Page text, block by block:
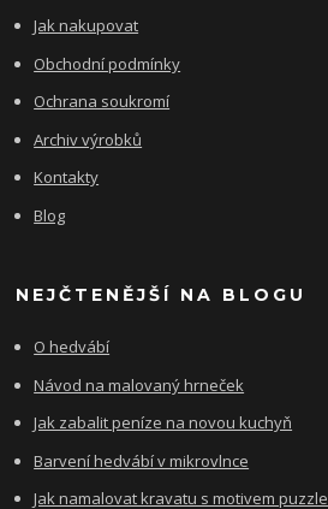
Jak nakupovat
Obchodní podmínky
Ochrana soukromí
Archiv výrobků
Kontakty
Blog
NEJČTENĚJŠÍ NA BLOGU
O hedvábí
Návod na malovaný hrneček
Jak zabalit peníze na novou kuchyň
Barvení hedvábí v mikrovlnce
Jak namalovat kravatu s motivem puzzle